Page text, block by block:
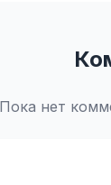
Пока нет